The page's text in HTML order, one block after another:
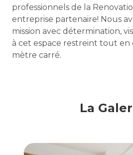
professionnels de la
entreprise partenaire! Nous
mission avec détermination,
à cet espace restreint tout en
mètre carré.
La